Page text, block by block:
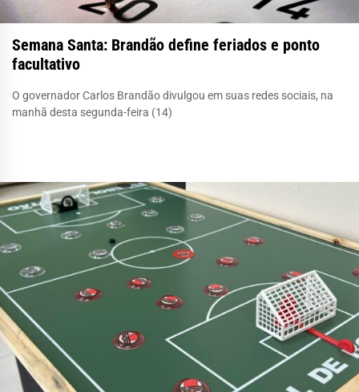
Semana Santa: Brandão define feriados e ponto
facultativo
O governador Carlos Brandão divulgou em suas redes sociais, na
manhã desta segunda-feira (14)